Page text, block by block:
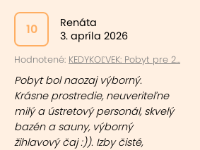
10
Renáta
3. apríla 2026
Hodnotené: KEDYKOĽVEK: Pobyt pre 2...
Pobyt bol naozaj výborný.
Krásne prostredie, neuveriteľne
milý a ústretový personál, skvelý
bazén a sauny, výborný
žihlavový čaj :)). Izby čisté,